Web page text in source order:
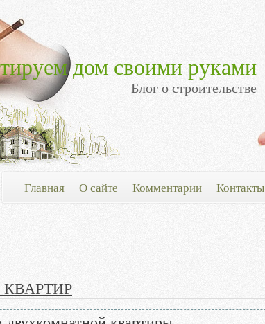
дом своими руками
Блог о строительстве
Главная О сайте Комментарии Контакты